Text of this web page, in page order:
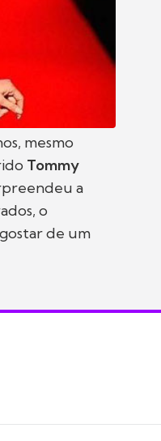
mesmo
Tommy
a
o
de um